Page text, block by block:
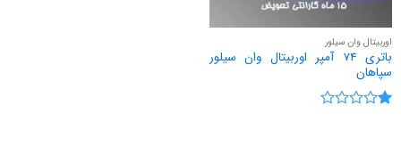
اوربیتال وان سیلور
باتری 74 آمپر اوربیتال وان سیلور
سپاهان